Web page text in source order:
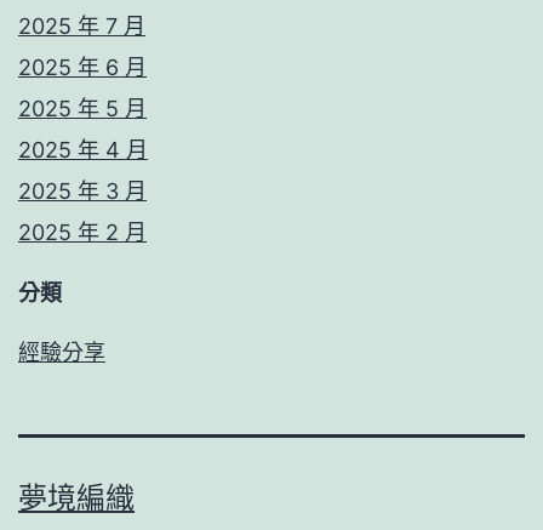
2025 年 7 月
2025 年 6 月
2025 年 5 月
2025 年 4 月
2025 年 3 月
2025 年 2 月
分類
經驗分享
夢境編織